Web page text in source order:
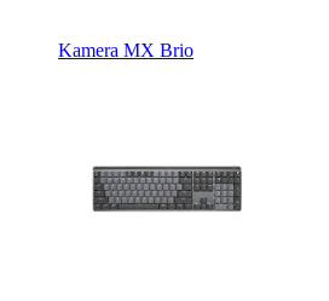
Kamera MX Brio